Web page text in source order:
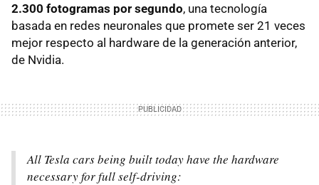
2.300 fotogramas por segundo, una tecnología
basada en redes neuronales que promete ser 21 veces
mejor respecto al hardware de la generación anterior,
de Nvidia.
All Tesla cars being built today have the hardware
necessary for full self-driving: